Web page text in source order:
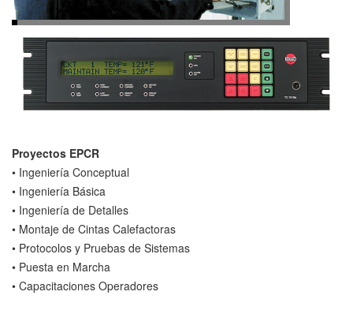
Proyectos EPCR
• Ingeniería Conceptual
• Ingeniería Básica
• Ingeniería de Detalles
• Montaje de Cintas Calefactoras
• Protocolos y Pruebas de Sistemas
• Puesta en Marcha
• Capacitaciones Operadores